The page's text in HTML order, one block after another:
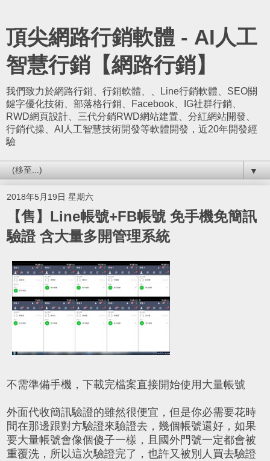
頂尖網路行銷軟體 - AI人工
智慧行銷【網路行銷】
我們致力於網路行銷、行銷軟體、、Line行銷軟體、SEO關
鍵字優化技術、部落格行銷、Facebook、IG社群行銷、
RWD網頁設計、三代分銷RWD網站建置、分紅網站開發、
行銷代操、AI人工智慧技術開發等軟體開發，近20年開發經
驗
▼
2018年5月19日 星期六
【售】Line帳號+FB帳號 免手機免簡訊
驗證 含大量多開管理系統
不需準備手機，下載完檔案直接開始使用大量帳號
外面代收簡訊驗證的雖然很便宜，但是你必需要花時
間在那邊跟對方驗證來驗證去，幾個帳號還好，如果
要大量帳號會像個傻子一樣，且國外門號一定都會被
重覆洗，所以這次驗證完了，也許又被別人買去驗證